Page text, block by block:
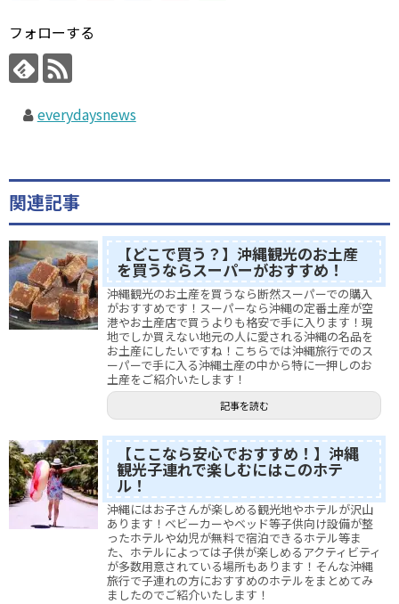
フォローする
everydaysnews
関連記事
【どこで買う？】沖縄観光のお土産
を買うならスーパーがおすすめ！
沖縄観光のお土産を買うなら断然スーパーでの購入
がおすすめです！スーパーなら沖縄の定番土産が空
港やお土産店で買うよりも格安で手に入ります！現
地でしか買えない地元の人に愛される沖縄の名品を
お土産にしたいですね！こちらでは沖縄旅行でのス
ーパーで手に入る沖縄土産の中から特に一押しのお
土産をご紹介いたします！
記事を読む
【ここなら安心でおすすめ！】沖縄
観光子連れで楽しむにはこのホテ
ル！
沖縄にはお子さんが楽しめる観光地やホテルが沢山
あります！ベビーカーやベッド等子供向け設備が整
ったホテルや幼児が無料で宿泊できるホテル等ま
た、ホテルによっては子供が楽しめるアクティビティ
が多数用意されている場所もあります！そんな沖縄
旅行で子連れの方におすすめのホテルをまとめてみ
ましたのでご紹介いたします！